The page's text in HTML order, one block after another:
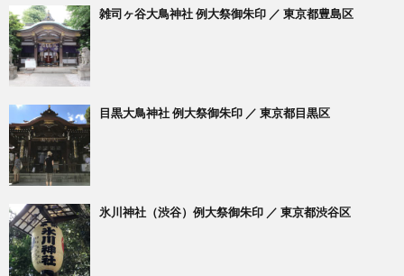
雑司ヶ谷大鳥神社 例大祭御朱印 ／ 東京都豊島区
目黒大鳥神社 例大祭御朱印 ／ 東京都目黒区
氷川神社（渋谷）例大祭御朱印 ／ 東京都渋谷区